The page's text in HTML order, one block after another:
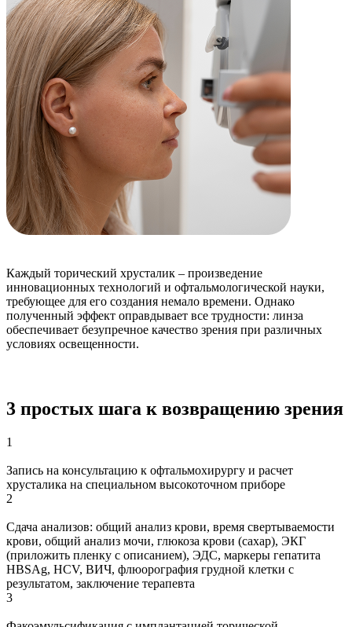
Каждый торический хрусталик – произведение
инновационных технологий и офтальмологической науки,
требующее для его создания немало времени. Однако
полученный эффект оправдывает все трудности: линза
обеспечивает безупречное качество зрения при различных
условиях освещенности.
3 простых шага к возвращению зрения
1
Запись на консультацию к офтальмохирургу и расчет
хрусталика на специальном высокоточном приборе
2
Сдача анализов: общий анализ крови, время свертываемости
крови, общий анализ мочи, глюкоза крови (сахар), ЭКГ
(приложить пленку с описанием), ЭДС, маркеры гепатита
HBSAg, HCV, ВИЧ, флюорография грудной клетки с
результатом, заключение терапевта
3